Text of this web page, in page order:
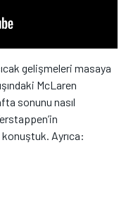
gelişmeleri masaya
McLaren
sonunu nasıl
Ayrıca: